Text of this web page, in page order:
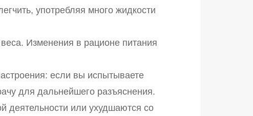
употребляя много жидкости
Изменения в рационе питания
если вы испытываете
для дальнейшего разъяснения.
деятельности или ухудшаются со